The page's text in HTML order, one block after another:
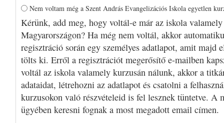
Nem voltam még a Szent András Evangelizációs Iskola egyetlen
Kérünk, add meg, hogy voltál-e már az iskola
Magyarországon? Ha még nem voltál, akkor
regisztráció során egy személyes adatlapot, amit majd
tölts ki. Erről a regisztrációt megerősítő e-mailben
voltál az iskola valamely kurzusán nálunk, akkor a
adataidat, létrehozni az adatlapot és csatolni a
kurzusokon való részvételeid is fel lesznek tüntetve. A
ügyében keresni fognak a most megadott email címen.